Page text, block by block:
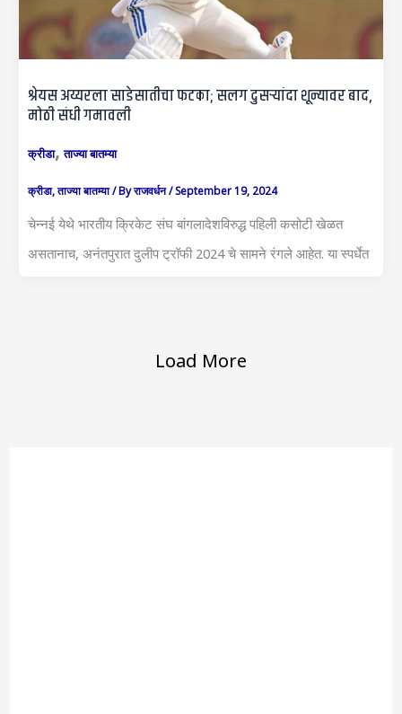
श्रेयस अय्यरला साडेसातीचा फटका; सलग दुसऱ्यांदा शून्यावर बाद,
मोठी संधी गमावली
क्रीडा,ताज्या बातम्या
क्रीडा,ताज्या बातम्या/ Byराजवर्धन/September 19, 2024
चेन्नई येथे भारतीय क्रिकेट संघ बांगलादेशविरुद्ध पहिली कसोटी खेळत
असतानाच, अनंतपुरात दुलीप ट्रॉफी 2024 चे सामने रंगले आहेत. या स्पर्धेत
Load More